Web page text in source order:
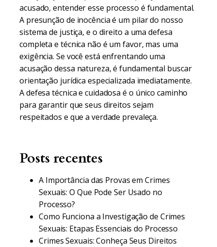
acusado, entender esse processo é fundamental.
A presunção de inocência é um pilar do nosso
sistema de justiça, e o direito a uma defesa
completa e técnica não é um favor, mas uma
exigência. Se você está enfrentando uma
acusação dessa natureza, é fundamental buscar
orientação jurídica especializada imediatamente.
A defesa técnica e cuidadosa é o único caminho
para garantir que seus direitos sejam
respeitados e que a verdade prevaleça.
Posts recentes
A Importância das Provas em Crimes
Sexuais: O Que Pode Ser Usado no
Processo?
Como Funciona a Investigação de Crimes
Sexuais: Etapas Essenciais do Processo
Crimes Sexuais: Conheça Seus Direitos